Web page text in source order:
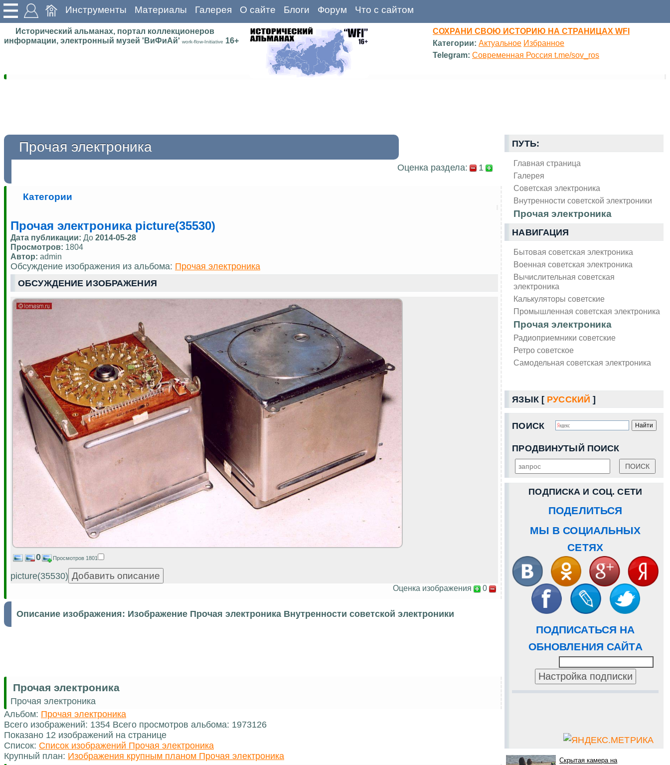
Инструменты Материалы Галерея О сайте Блоги Форум Что с сайтом
Исторический альманах, портал коллекционеров
информации, электронный музей 'ВиФиАй' work-flow-Initiative 16+
СОХРАНИ СВОЮ ИСТОРИЮ НА СТРАНИЦАХ WFI
Категории: Актуальное Избранное
Telegram: Современная Россия t.me/sov_ros
ПУТЬ:
Главная страница
Галерея
Советская электроника
Внутренности советской электроники
Прочая электроника
НАВИГАЦИЯ
Бытовая советская электроника
Военная советская электроника
Вычислительная советская
электроника
Калькуляторы советские
Промышленная советская электроника
Прочая электроника
Радиоприемники советские
Ретро советское
Самодельная советская электроника
ЯЗЫК [ РУССКИЙ ]
ПОИСК
ПРОДВИНУТЫЙ ПОИСК
ПОДПИСКА И СОЦ. СЕТИ
ПОДЕЛИТЬСЯ
МЫ В СОЦИАЛЬНЫХ
СЕТЯХ
ПОДПИСАТЬСЯ НА
ОБНОВЛЕНИЯ САЙТА
Скрытая камера на
Прочая электроника
Оценка раздела: 1
Категории
Прочая электроника picture(35530)
Дата публикации: До 2014-05-28
Просмотров: 1804
Автор: admin
Обсуждение изображения из альбома: Прочая электроника
ОБСУЖДЕНИЕ ИЗОБРАЖЕНИЯ
0 Просмотров 1801
picture(35530)
Оценка изображения 0
Описание изображения: Изображение Прочая электроника Внутренности советской электроники
Прочая электроника
Прочая электроника
Альбом: Прочая электроника
Всего изображений: 1354 Всего просмотров альбома: 1973126
Показано 12 изображений на странице
Список: Список изображений Прочая электроника
Крупный план: Изображения крупным планом Прочая электроника